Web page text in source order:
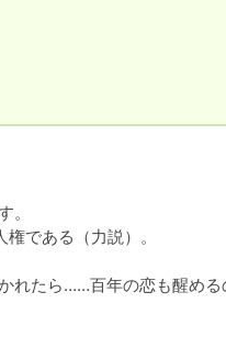
。
である（力説）。
れたら……百年の恋も醒める